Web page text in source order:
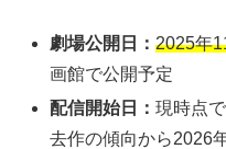
劇場公開日：2025年
画館で公開予定
配信開始日：現時点
去作の傾向から2026